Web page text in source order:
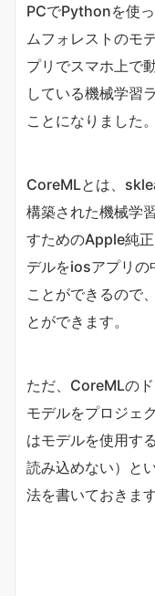
PCでPythonを使
ムフォレストのモ
プリでスマホ上で
している機械学習
ことになりました。
CoreMLとは、
構築された機械学
すためのApple純
デルをiosアプリの
ことができるので
とができます。
ただ、CoreMLの
モデルをプロジェ
はモデルを使用す
読み込めない）と
法を書いておきます